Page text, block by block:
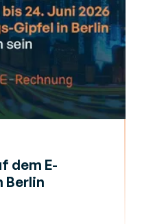
dem E-
Berlin